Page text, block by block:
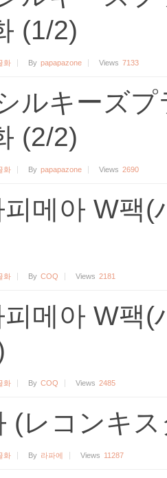
(1/2)
화 By papapazone Views 7133
ルキーズ
(2/2)
화 By papapazone Views 2690
메아 W팩
화 By COQ Views 2181
메아 W팩
화 By COQ Views 2485
(レコンキス
화 By 라파에 Views 11287